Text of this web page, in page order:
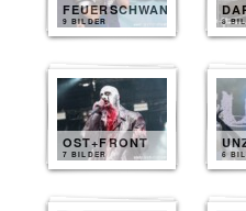
FEUERSCHWANZ
9 BILDER 8
OST+FRONT
7 BILDER 6